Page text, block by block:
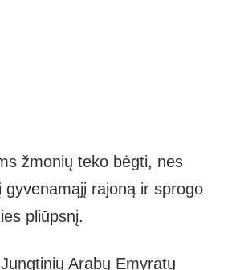
žmonių teko bėgti, nes
gyvenamąjį rajoną ir sprogo
pliūpsnį.
Arabų Emyratų